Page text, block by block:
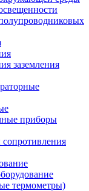
заземления
приборы
термометры)